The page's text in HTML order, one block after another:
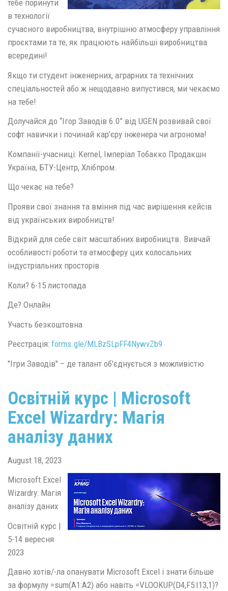
тебе поринути
в технології
сучасного виробництва, внутрішню атмосферу управління
проєктами та те, як працюють найбільші виробництва
всередині!
Якщо ти студент інженерних, аграрних та технічних
спеціальностей або ж нещодавно випустився, ми чекаємо
на тебе!
Долучайся до “Ігор Заводів 6.0” від UGEN розвивай свої
софт навички і починай кар’єру інженера чи агронома!
Компанії-учасниці: Kernel, Імперіал Тобакко Продакшн
Україна, БТУ-Центр, Хлібпром.
Що чекає на тебе?
Прояви свої знання та вміння під час вирішення кейсів
від українських виробництв!
Відкрий для себе світ масштабних виробництв. Вивчай
особливості роботи та атмосферу цих колосальних
індустріальних просторів.
Коли? 6-15 листопада
Де? Онлайн
Участь безкоштовна
Реєстрація: forms.gle/MLBzSLpFF4NywvZb9
"Ігри Заводів" – де талант об'єднується з можливістю
Освітній курс | Microsoft
Excel Wizardry: Магія
аналізу даних
August 18, 2023
Microsoft Excel
Wizardry: Магія
аналізу даних
Освітній курс |
5-14 вересня
2023
Давно хотів/-ла опанувати Microsoft Excel і знати більше
за формулу =sum(A1:A2) або навіть =VLOOKUP(D4,F5:I13,1)?